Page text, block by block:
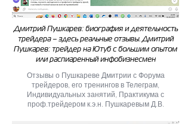
Дмитрий Пушкарев: биография и деятельность
трейдера – здесь реальные отзывы. Дмитрий
Пушкарев: трейдер на Ютуб с большим опытом
или распиаренный инфобизнесмен
Отзывы о Пушкареве Дмитрии с Форума
трейдеров, его тренингов в Телеграм,
Индивидуальных занятий, Практикума с
проф.трейдером к.э.н. Пушкаревым Д.В.